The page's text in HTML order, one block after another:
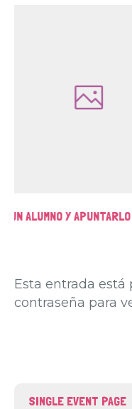
RECETA FÁCIL DE SLIME
Esta entrada está
contraseña para
SINGLE EVENT PAGE